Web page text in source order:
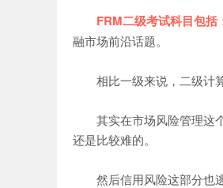
FRM二级考试科目包括
融市场前沿话题。
相比一级来说，二级计算
其实在市场风险管理这个
还是比较难的。
然后信用风险这部分也逃